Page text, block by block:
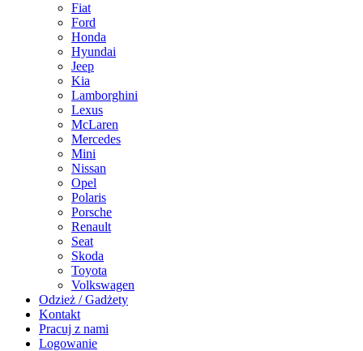
Fiat
Ford
Honda
Hyundai
Jeep
Kia
Lamborghini
Lexus
McLaren
Mercedes
Mini
Nissan
Opel
Polaris
Porsche
Renault
Seat
Skoda
Toyota
Volkswagen
Odzież / Gadżety
Kontakt
Pracuj z nami
Logowanie